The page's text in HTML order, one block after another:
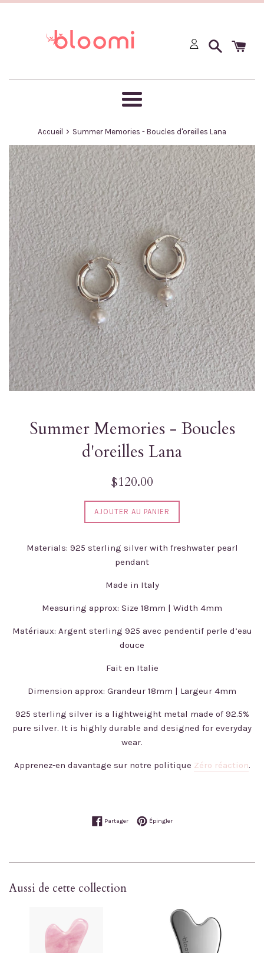
Passer
Menu
Accueil › Summer Memories - Boucles d'oreilles Lana
Summer Memories - Boucles
d'oreilles Lana
Prix
$120.00
AJOUTER AU PANIER
Materials: 925 sterling silver with freshwater pearl
pendant
Made in Italy
Measuring approx: Size 18mm | Width 4mm
Matériaux: Argent sterling 925 avec pendentif perle d’eau
douce
Fait en Italie
Dimension approx: Grandeur 18mm | Largeur 4mm
925 sterling silver is a lightweight metal made of 92.5%
pure silver. It is highly durable and designed for everyday
wear.
Apprenez-en davantage sur notre politique Zéro réaction.
PartagerPartager sur Facebook
ÉpinglerÉpingler sur Pinterest
Aussi de cette collection